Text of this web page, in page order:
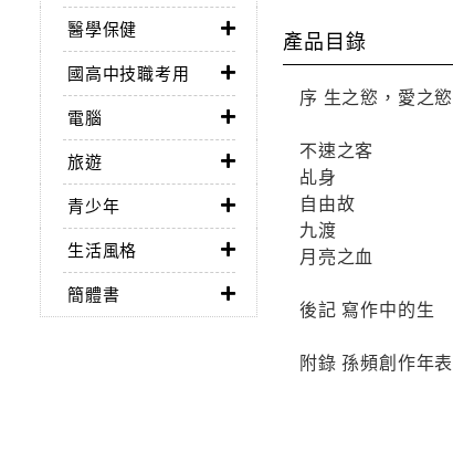
醫學保健
國高中技職考用
電腦
旅遊
青少年
生活風格
簡體書
產品目錄
序 生之慾，愛之
不速之客
乩身
自由故
九渡
月亮之血
後記 寫作中的生
附錄 孫頻創作年表